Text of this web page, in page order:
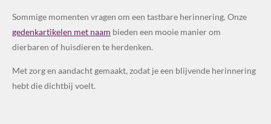
Sommige momenten vragen om een tastbare herinnering. Onze
gedenkartikelen met naam bieden een mooie manier om
dierbaren of huisdieren te herdenken.
Met zorg en aandacht gemaakt, zodat je een blijvende herinnering
hebt die dichtbij voelt.